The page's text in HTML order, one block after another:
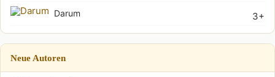
3+
Darum
Neue Autoren